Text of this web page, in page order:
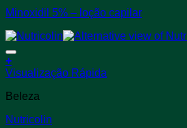
do
produto
variantes.
opções
podem
ser
escolhidas
página
do
produto
Minoxidil 5% – loção capilar
+
Este
tem
variantes.
Visualização Rápida
Beleza
Nutricolin